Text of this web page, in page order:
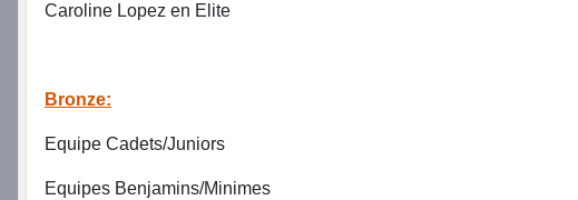
Caroline Lopez en Elite
Bronze:
Equipe Cadets/Juniors
Equipes Benjamins/Minimes